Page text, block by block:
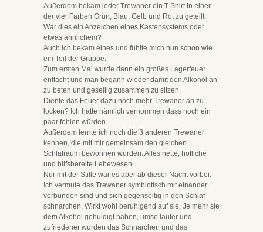
Außerdem bekam jeder Trewaner ein T-Shirt in einer
der vier Farben Grün, Blau, Gelb und Rot zu geteilt.
War dies ein Anzeichen eines Kastensystems oder
etwas ähnlichem?
Auch ich bekam eines und fühlte mich nun schon wie
ein Teil der Gruppe.
Zum ersten Mal wurde dann ein großes Lagerfeuer
entfacht und man begann wieder damit den Alkohol an
zu beten und gesellig zusammen zu sitzen.
Diente das Feuer dazu noch mehr Trewaner an zu
locken? Ich hatte nämlich vernommen dass noch ein
paar fehlen würden.
Außerdem lernte ich noch die 3 anderen Trewaner
kennen, die mit mir gemeinsam den gleichen
Schlafraum bewohnen würden. Alles nette, höfliche
und hilfsbereite Lebewesen.
Nur mit der Stille war es aber ab dieser Nacht vorbei.
Ich vermute das Trewaner symbiotisch mit einander
verbunden sind und sich gegenseitig in den Schlaf
schnarchen. Wirkt wohl beruhigend auf sie. Je mehr sie
dem Alkohol gehuldigt haben, umso lauter und
zufriedener wurden das Schnarchen und das